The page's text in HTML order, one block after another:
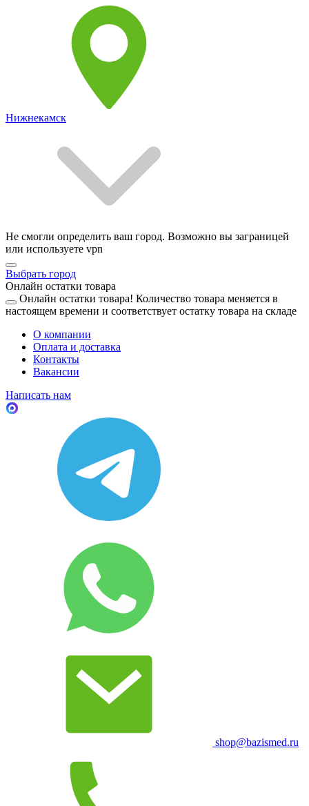
Нижнекамск
Не смогли определить ваш город. Возможно вы заграницей
или используете vpn
Выбрать город
Онлайн остатки товара
Онлайн остатки товара! Количество товара меняется в
настоящем времени и соответствует остатку товара на складе
О компании
Оплата и доставка
Контакты
Вакансии
Написать нам
shop@bazismed.ru